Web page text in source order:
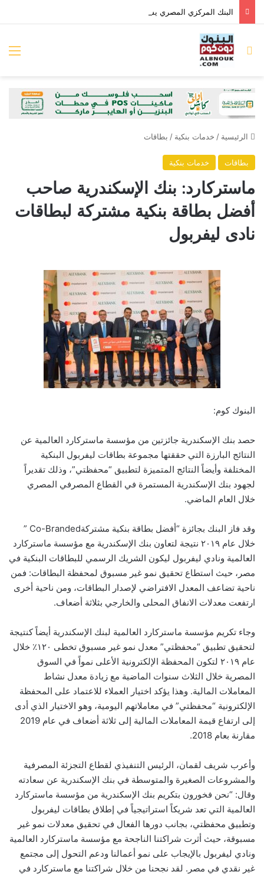
بحث عن
الرئيسية / خدمات بنكية / بطاقات
بطاقات خدمات بنكية
ماستركارد: بنك الإسكندرية صاحب
أفضل بطاقة بنكية مشتركة لبطاقات
نادى ليفربول
البنوك كوم:
حصد بنك الإسكندرية جائزتين من مؤسسة ماستركارد العالمية عن
النتائج البارزة التي حققتها مجموعة بطاقات ليفربول البنكية
المختلفة وأيضاً النتائج المتميزة لتطبيق “محفظتي”، وذلك تقديراً
لجهود بنك الإسكندرية المستمرة في القطاع المصرفي المصري
خلال العام الماضي.
وقد فاز البنك بجائزة “أفضل بطاقة بنكية مشتركةCo-Branded ”
خلال عام ۲۰۱۹ نتيجة لتعاون بنك الإسكندرية مع مؤسسة ماستركارد
العالمية ونادي ليفربول ليكون الشريك الرسمي للبطاقات البنكية في
مصر، حيث استطاع تحقيق نمو غير مسبوق لمحفظة البطاقات: فمن
ناحية تضاعف المعدل الافتراضي لإصدار البطاقات، ومن ناحية أخرى
ارتفعت معدلات الانفاق المحلى والخارجي بثلاثة أضعاف.
وجاء تكريم مؤسسة ماستركارد العالمية لبنك الإسكندرية أيضاً كنتيجة
لتحقيق تطبيق “محفظتي” معدل نمو غير مسبوق تخطى ۱۲۰٪ خلال
عام ۲۰۱۹ لتكون المحفظة الإلكترونية الأعلى نمواً في السوق
المصرية خلال الثلاث سنوات الماضية مع زيادة معدل نشاط
المعاملات المالية. وهذا يؤكد اختيار العملاء للاعتماد على المحفظة
الإلكترونية “محفظتي” في معاملاتهم اليومية، وهو الاختيار الذي أدى
إلى ارتفاع قيمة المعاملات المالية إلى ثلاثة أضعاف في عام 2019
مقارنة بعام 2018.
وأعرب شريف لقمان، الرئيس التنفيذي لقطاع التجزئة المصرفية
والمشروعات الصغيرة والمتوسطة في بنك الإسكندرية عن سعادته
وقال: “نحن فخورون بتكريم بنك الإسكندرية من مؤسسة ماستركارد
العالمية التي تعد شريكاً استراتيجياً في إطلاق بطاقات ليفربول
وتطبيق محفظتي، بجانب دورها الفعال في تحقيق معدلات نمو غير
مسبوقة، حيث أثرت شراكتنا الناجحة مع مؤسسة ماستركارد العالمية
ونادي ليفربول بالإيجاب على نمو أعمالنا ودعم التحول إلى مجتمع
غير نقدي في مصر. لقد نجحنا من خلال شراكتنا مع ماستركارد في